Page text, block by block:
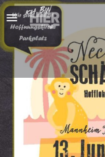
Neckarschätze
Hofflohmarkt auf dem
13/06/2026 11:00 -